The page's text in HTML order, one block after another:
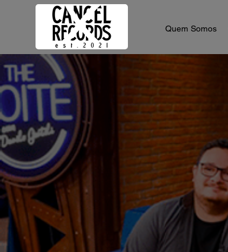
Quem Somos